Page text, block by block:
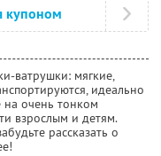
купоном
ватрушки: мягкие,
идеально
на очень тонком
взрослым и детям.
рассказать о